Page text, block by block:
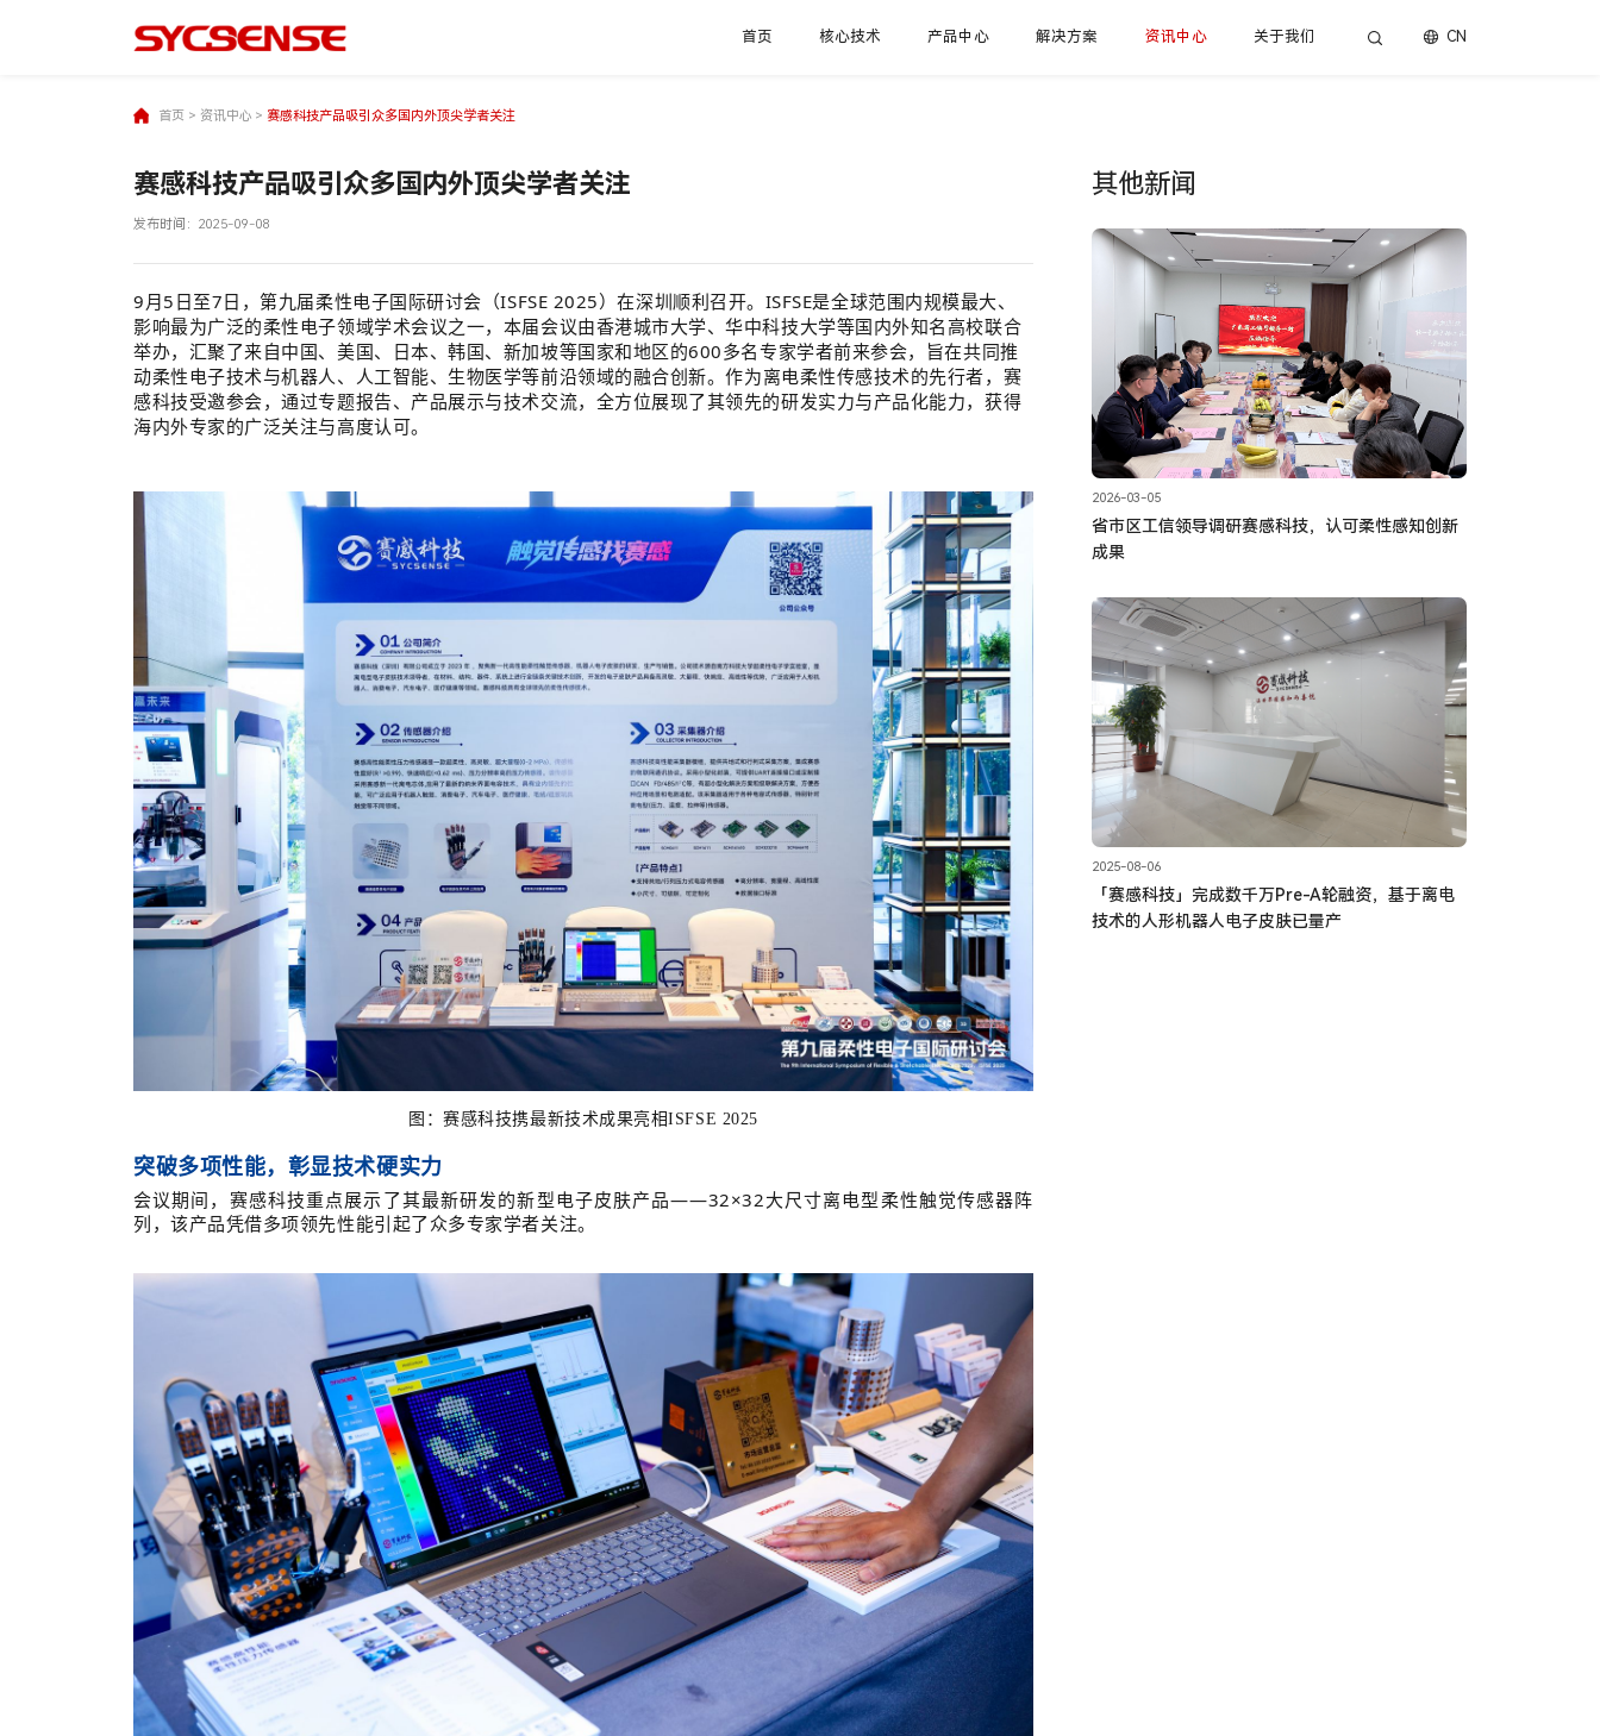
首页 核心技术 产品中心 解决方案 资讯中心 关于我们 CN
首页 > 资讯中心 > 赛感科技产品吸引众多国内外顶尖学者关注
赛感科技产品吸引众多国内外顶尖学者关注
发布时间： 2025-09-08
9月5日至7日， 第九届柔性电子国际研讨会（ISFSE 2025）在深圳顺利召开。ISFSE是全球范围内规模最大、
影响最为广泛的柔性电子领域学术会议之一，本届会议由香港城市大学、华中科技大学等国内外知名高校联合
举办，汇聚了来自中国、美国、日本、韩国、新加坡等国家和地区的600多名专家学者前来参会，旨在共同推
动柔性电子技术与机器人、人工智能、生物医学等前沿领域的融合创新。作为离电柔性传感技术的先行者，赛
感科技受邀参会，通过专题报告、产品展示与技术交流，全方位展现了其领先的研发实力与产品化能力，获得
海内外专家的广泛关注与高度认可。
图：赛感科技携最新技术成果亮相ISFSE 2025
突破多项性能，彰显技术硬实力
会议期间，赛感科技重点展示了其最新研发的新型电子皮肤产品——32×32大尺寸离电型柔性触觉传感器阵
列 ，该产品凭借多项领先性能引起了 众多专家学者关注。
其他新闻
2026-03-05
省市区工信领导调研赛感科技，认可柔性感知创新
成果
2025-08-06
「赛感科技」完成数千万Pre-A轮融资，基于离电
技术的人形机器人电子皮肤已量产